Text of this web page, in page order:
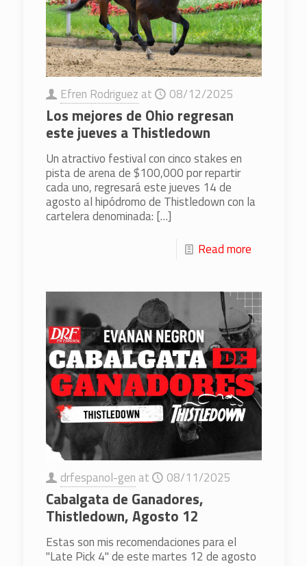
Efren Rodriguez at 08/12/2025
Los mejores de Ohio regresan
este jueves a Thistledown
Un atractivo festival con cinco stakes en
pista de arena de $100,000 por repartir
cada uno, regresará este jueves 14 de
agosto al hipódromo de Thistledown con la
cartelera denominada: […]
Read more
drfespanol-gen at 08/11/2025
Cabalgata de Ganadores,
Thistledown, Agosto 12
Estas son mis recomendaciones para el
"Late Pick 4" de este martes 12 de agosto